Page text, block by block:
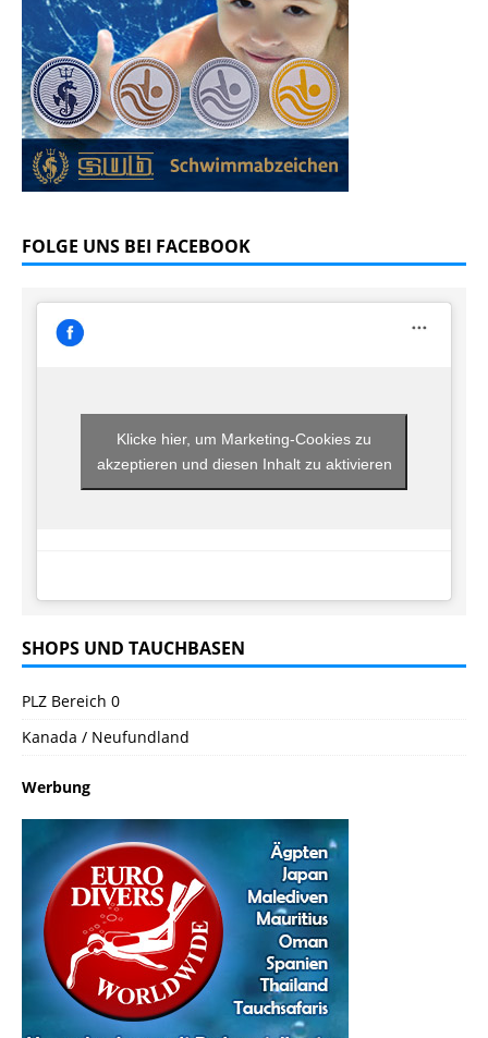
FOLGE UNS BEI FACEBOOK
Klicke hier, um Marketing-Cookies zu
akzeptieren und diesen Inhalt zu aktivieren
SHOPS UND TAUCHBASEN
PLZ Bereich 0
Kanada / Neufundland
Werbung